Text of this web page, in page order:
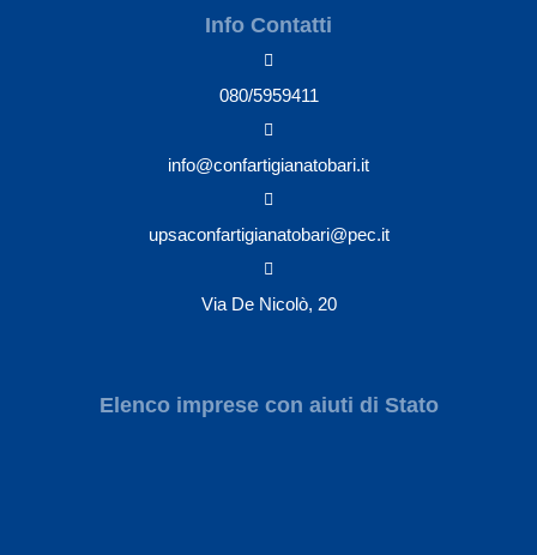
Info Contatti
080/5959411
info@confartigianatobari.it
upsaconfartigianatobari@pec.it
Via De Nicolò, 20
Elenco imprese con aiuti di Stato